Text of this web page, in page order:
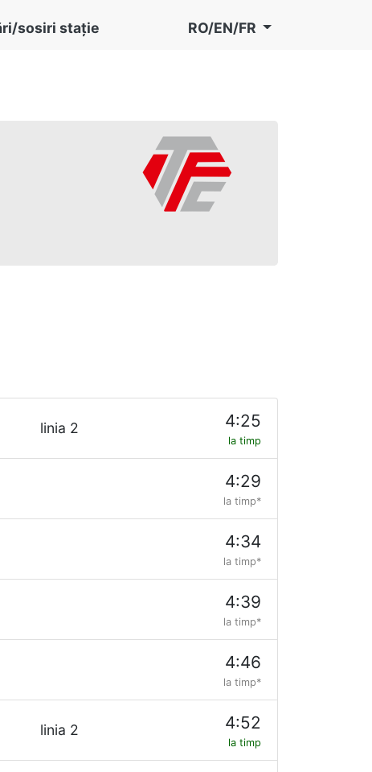
sosiri stație RO/EN/FR
linia 2 4:25
la timp
4:29
la timp*
4:34
la timp*
4:39
la timp*
4:46
la timp*
linia 2 4:52
la timp